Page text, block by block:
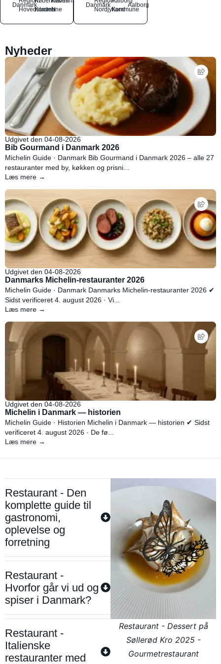
Danmark
Hovedstaden
Kommune
N
Danmark
NordjyllandKommune
Aalborg
Nyheder
Udgivet den 04-08-2026
Bib Gourmand i Danmark 2026
Michelin Guide · Danmark Bib Gourmand i Danmark 2026 – alle 27
restauranter med by, køkken og prisni...
Læs mere →
Udgivet den 04-08-2026
Danmarks Michelin-restauranter 2026
Michelin Guide · Danmark Danmarks Michelin-restauranter 2026 ✔
Sidst verificeret 4. august 2026 · Vi...
Læs mere →
Udgivet den 04-08-2026
Michelin i Danmark — historien
Michelin Guide · Historien Michelin i Danmark — historien ✔ Sidst
verificeret 4. august 2026 · De fø...
Læs mere →
Restaurant - Den
komplette guide til
gastronomi,
oplevelse og
forretning
Restaurant -
Hvorfor går vi ud og
spiser i Danmark?
Restaurant -
Italienske
restauranter med
Restaurant - Dessert på
Søllerød Kro 2025 -
Gourmetrestaurant